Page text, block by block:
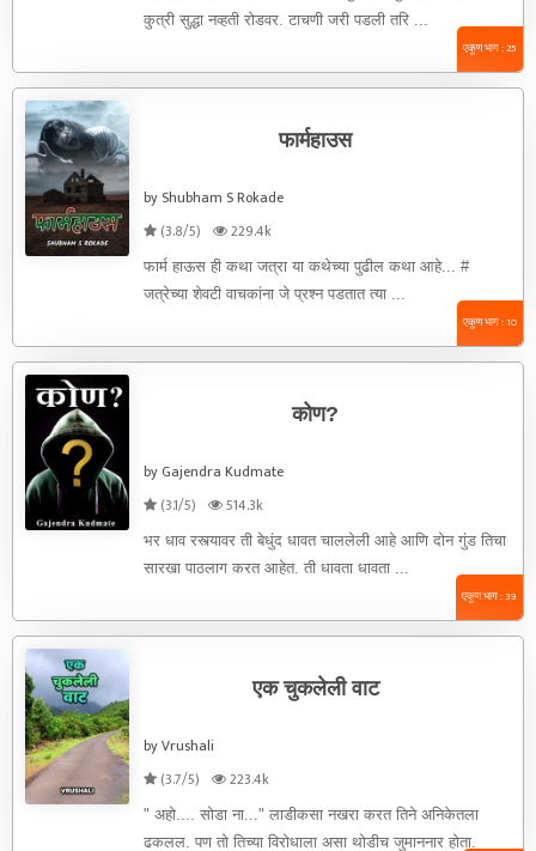
कुत्री सुद्धा नव्हती रोडवर. टाचणी जरी पडली तरि ...
एकूण भाग : 25
फार्महाउस
by Shubham S Rokade
(3.8/5)
229.4k
फार्म हाऊस ही कथा जत्रा या कथेच्या पुढील कथा आहे... #
जत्रेच्या शेवटी वाचकांना जे प्रश्न पडतात त्या ...
एकूण भाग : 10
कोण?
by Gajendra Kudmate
(3.1/5)
514.3k
भर धाव रस्त्यावर ती बेधुंद धावत चाललेली आहे आणि दोन गुंड तिचा
सारखा पाठलाग करत आहेत. ती धावता धावता ...
एकूण भाग : 39
एक चुकलेली वाट
by Vrushali
(3.7/5)
223.4k
" अहो.... सोडा ना..." लाडीकसा नखरा करत तिने अनिकेतला
ढकलल. पण तो तिच्या विरोधाला असा थोडीच जुमाननार होता.